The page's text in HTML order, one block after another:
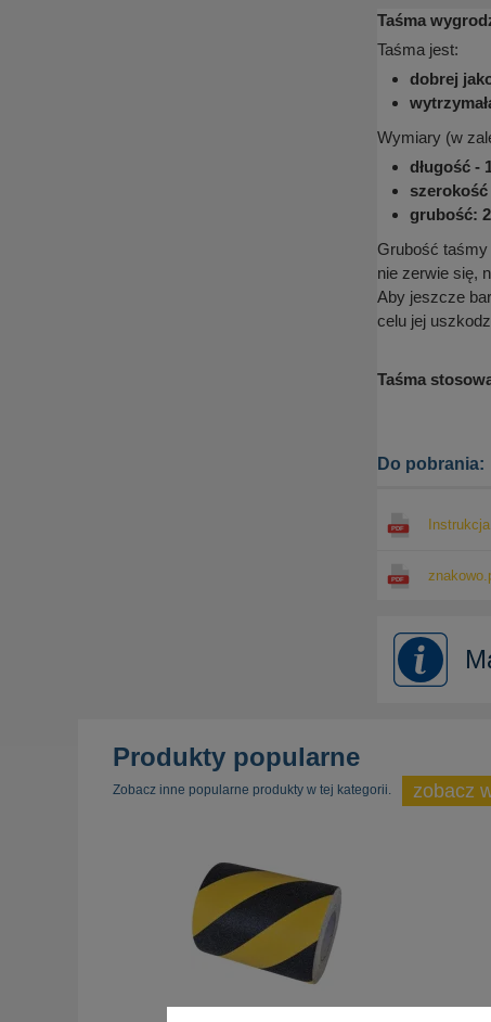
Taśma
Taśma jest:
dobrej
Wymiary (w
długość -
szerokość
grubość:
Grubość taśmy
nie zerwie się,
Aby jeszcze
celu jej
Taśma
Do pobrania:
Produkty popularne
Zobacz inne popularne produkty w tej kategorii. zobacz